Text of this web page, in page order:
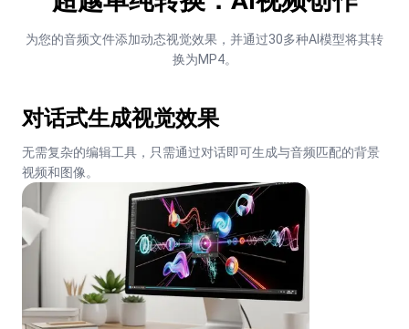
为您的音频文件添加动态视觉效果，并通过30多种AI模型将其转
换为MP4。
对话式生成视觉效果
无需复杂的编辑工具，只需通过对话即可生成与音频匹配的背景
视频和图像。